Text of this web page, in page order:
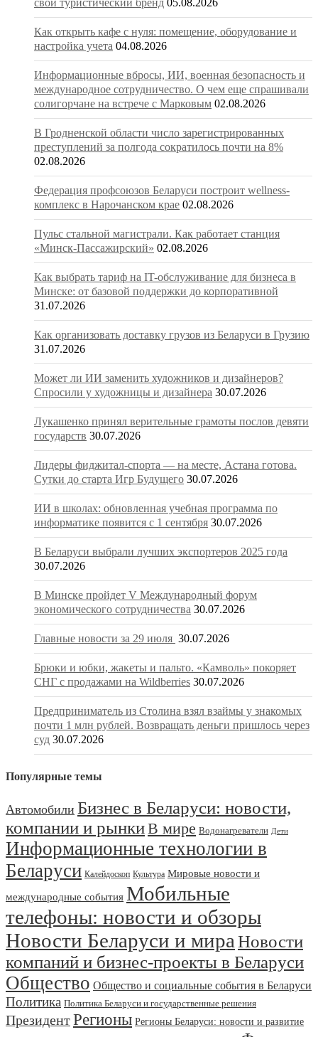
свой туристический бренд 05.08.2026
Как открыть кафе с нуля: помещение, оборудование и
настройка учета 04.08.2026
Информационные вбросы, ИИ, военная безопасность и
международное сотрудничество. О чем еще спрашивали
солигорчане на встрече с Марковым 02.08.2026
В Гродненской области число зарегистрированных
преступлений за полгода сократилось почти на 8%
02.08.2026
Федерация профсоюзов Беларуси построит wellness-
комплекс в Нарочанском крае 02.08.2026
Пульс стальной магистрали. Как работает станция
«Минск-Пассажирский» 02.08.2026
Как выбрать тариф на IT-обслуживание для бизнеса в
Минске: от базовой поддержки до корпоративной
31.07.2026
Как организовать доставку грузов из Беларуси в Грузию
31.07.2026
Может ли ИИ заменить художников и дизайнеров?
Спросили у художницы и дизайнера 30.07.2026
Лукашенко принял верительные грамоты послов девяти
государств 30.07.2026
Лидеры фиджитал-спорта — на месте, Астана готова.
Сутки до старта Игр Будущего 30.07.2026
ИИ в школах: обновленная учебная программа по
информатике появится с 1 сентября 30.07.2026
В Беларуси выбрали лучших экспортеров 2025 года
30.07.2026
В Минске пройдет V Международный форум
экономического сотрудничества 30.07.2026
Главные новости за 29 июля 30.07.2026
Брюки и юбки, жакеты и пальто. «Камволь» покоряет
СНГ с продажами на Wildberries 30.07.2026
Предприниматель из Столина взял взаймы у знакомых
почти 1 млн рублей. Возвращать деньги пришлось через
суд 30.07.2026
Популярные темы
Автомобили Бизнес в Беларуси: новости,
компании и рынкиВ мире Водонагреватели Дети
Информационные технологии в
Беларуси Калейдоскоп Культура Мировые новости и
международные события Мобильные
телефоны: новости и обзоры
Новости Беларуси и мира Новости
компаний и бизнес-проекты в Беларуси
Общество Общество и социальные события в Беларуси
Политика Политика Беларуси и государственные решения
ПрезидентРегионы Регионы Беларуси: новости и развитие